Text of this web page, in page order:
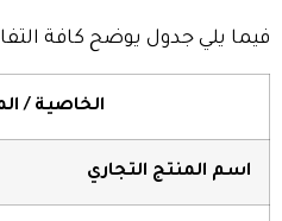
فيما يلي جدول يوضح كافة
الخاصية /
اسم المنتج التجاري